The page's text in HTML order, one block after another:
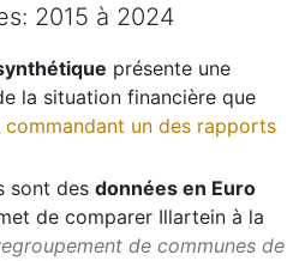
2015 à 2024
présente une
la situation financière que
commandant un des rapports
sont des données en Euro
de comparer Illartein à la
de communes de